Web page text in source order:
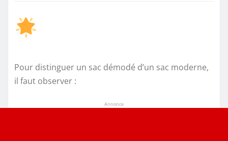
Pour distinguer un sac démodé d’un sac moderne,
il faut observer :
Annonce